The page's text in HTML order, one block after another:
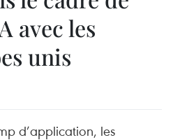
avec les
unis
d’application, les